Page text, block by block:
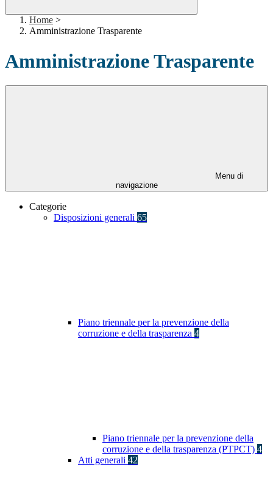
Home >
Amministrazione Trasparente
Amministrazione Trasparente
Menu di
navigazione
Categorie
Disposizioni generali 65
Piano triennale per la prevenzione della
corruzione e della trasparenza 4
Piano triennale per la prevenzione della
corruzione e della trasparenza (PTPCT) 4
Atti generali 42